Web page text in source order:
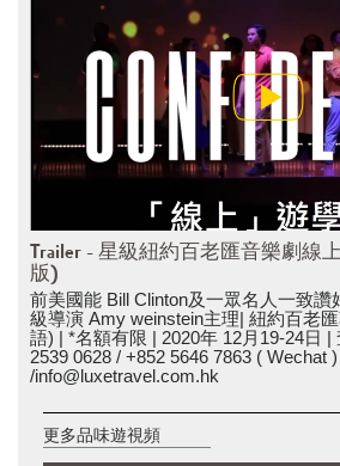
Trailer - 星級紐約百老匯音樂劇線
版)
前美國能 Bill Clinton及一眾名人一致讚
級導演 Amy weinstein主理| 紐約百老
語) | *名額有限 | 2020年 12月19-24日 |
2539 0628 / +852 5646 7863 ( Wechat )
/info@luxetravel.com.hk
更多品味遊視頻